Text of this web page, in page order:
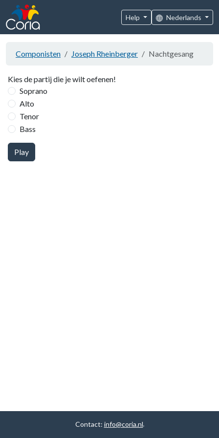
Help Nederlands
Componisten Joseph Rheinberger Nachtgesang
Kies de partij die je wilt oefenen!
Soprano
Alto
Tenor
Bass
Play
Contact: info@coria.nl.